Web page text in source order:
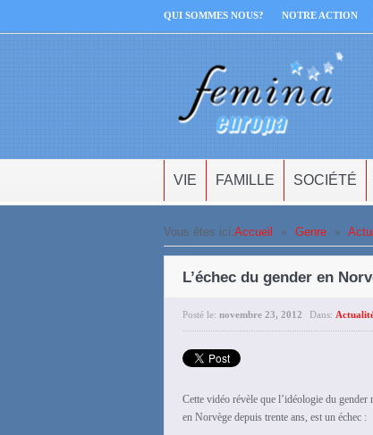
QUI SOMMES NOUS? NOTRE ACTION
VIE FAMILLE SOCIÉTÉ
Vous êtes ici:Accueil » Genre »
L’échec du gender en
Posté le: novembre 23, 2012 Dans:
Cette vidéo révèle que l’idéologie du
en Norvège depuis trente ans, est un échec :